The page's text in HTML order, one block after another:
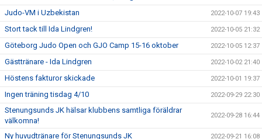
Judo-VM i Uzbekistan 2022-10-07 19:43
Stort tack till Ida Lindgren! 2022-10-05 21:32
Göteborg Judo Open och GJO Camp 15-16 oktober 2022-10-05 12:37
Gästtränare - Ida Lindgren 2022-10-02 21:40
Höstens fakturor skickade 2022-10-01 19:37
Ingen träning tisdag 4/10 2022-09-29 22:30
Stenungsunds JK hälsar klubbens samtliga föräldrar
välkomna!
2022-09-28 16:44
Ny huvudtränare för Stenungsunds JK 2022-09-21 16:08